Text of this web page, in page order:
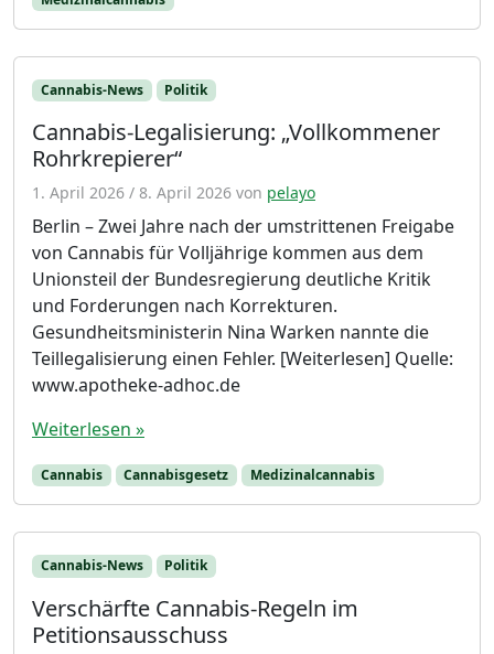
Cannabis-News Politik
Cannabis-Legalisierung: „Vollkommener
Rohrkrepierer“
1. April 2026 / 8. April 2026 von pelayo
Berlin – Zwei Jahre nach der umstrittenen Freigabe
von Cannabis für Volljährige kommen aus dem
Unionsteil der Bundesregierung deutliche Kritik
und Forderungen nach Korrekturen.
Gesundheitsministerin Nina Warken nannte die
Teillegalisierung einen Fehler. [Weiterlesen] Quelle:
www.apotheke-adhoc.de
Weiterlesen »
Cannabis Cannabisgesetz Medizinalcannabis
Cannabis-News Politik
Verschärfte Cannabis-Regeln im
Petitionsausschuss